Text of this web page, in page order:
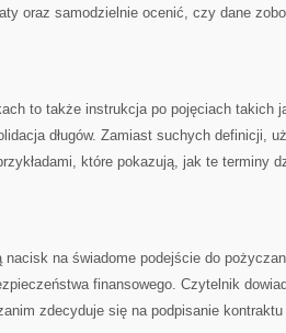
oraz samodzielnie ocenić, czy dane
to także instrukcja po pojęciach takich
długów. Zamiast suchych definicji,
które pokazują, jak te terminy
nacisk na świadome podejście do
finansowego. Czytelnik
zdecyduje się na podpisanie